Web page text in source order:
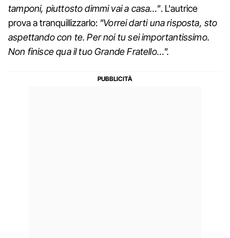
tamponi, piuttosto dimmi vai a casa…". L'autrice
prova a tranquillizzarlo: "Vorrei darti una risposta, sto
aspettando con te. Per noi tu sei importantissimo.
Non finisce qua il tuo Grande Fratello…".